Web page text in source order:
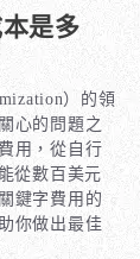
是多
）的領
心的問題之
用，從自行
從數百美元
鍵字費用的
你做出最佳